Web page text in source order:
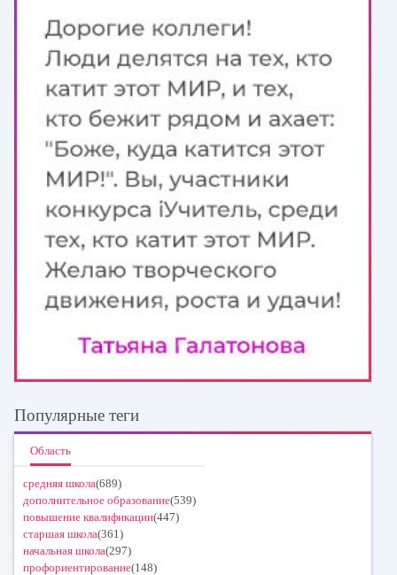
Популярные теги
Область
средняя школа(689)
дополнительное образование(539)
повышение квалификации(447)
старшая школа(361)
начальная школа(297)
профориентирование(148)